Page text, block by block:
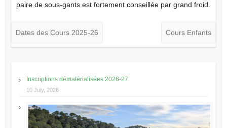
paire de sous-gants est fortement conseillée par grand froid.
Dates des Cours 2025-26 Cours Enfants
Inscriptions dématérialisées 2026-27
10 July, 2026